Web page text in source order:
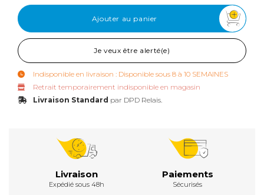
Ajouter au panier
Je veux être alerté(e)
Indisponible en livraison : Disponible sous 8 à 10 SEMAINES
Retrait temporairement indisponible en magasin
Livraison Standard par DPD Relais.
Livraison
Expédié sous 48h
Paiements
Sécurisés